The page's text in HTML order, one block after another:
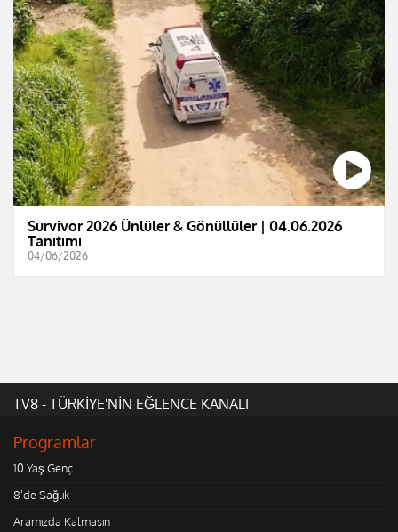
Survivor 2026 Ünlüler & Gönüllüler | 04.06.2026
Tanıtımı
04/06/2026
TV8 - TÜRKİYE'NİN EĞLENCE KANALI
Programlar
10 Yaş Genç
8'de Sağlık
Aramızda Kalmasın